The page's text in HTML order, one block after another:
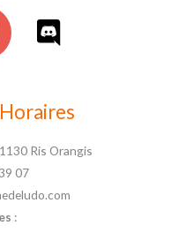
Ris Orangis
07
: